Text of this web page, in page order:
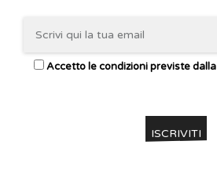
Accetto le condizioni previste dalla